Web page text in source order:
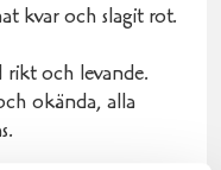
kvar och slagit rot.
och levande.
okända, alla